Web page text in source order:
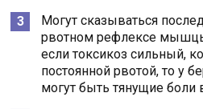
Могут сказываться
рвотном рефлексе
если токсикоз сильный,
постоянной рвотой, то у
могут быть тянущие боли